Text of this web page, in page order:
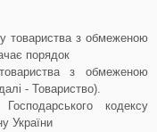
товариства з обмеженою
порядок
з обмеженою
- Товариство).
кодексу
України